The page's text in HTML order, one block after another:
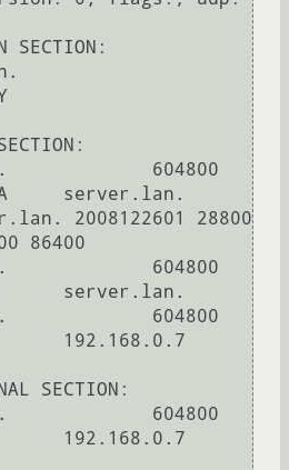
SECTION:
2008122601 28800
86400
SECTION: